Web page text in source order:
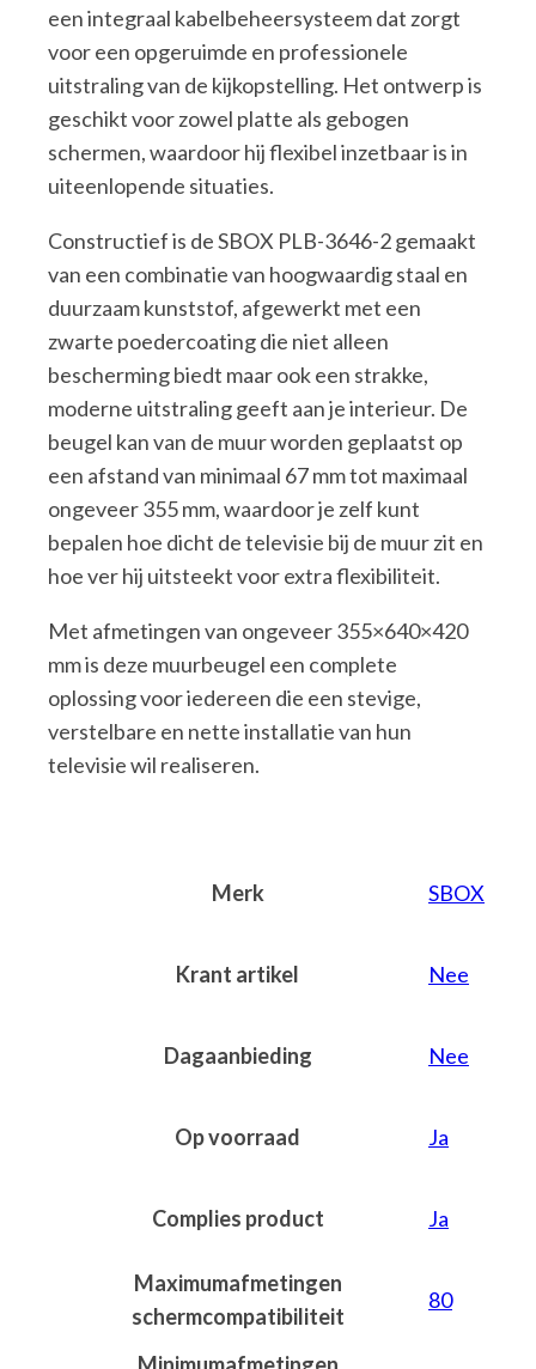
een integraal kabelbeheersysteem dat zorgt
voor een opgeruimde en professionele
uitstraling van de kijkopstelling. Het ontwerp is
geschikt voor zowel platte als gebogen
schermen, waardoor hij flexibel inzetbaar is in
uiteenlopende situaties.
Constructief is de SBOX PLB-3646-2 gemaakt
van een combinatie van hoogwaardig staal en
duurzaam kunststof, afgewerkt met een
zwarte poedercoating die niet alleen
bescherming biedt maar ook een strakke,
moderne uitstraling geeft aan je interieur. De
beugel kan van de muur worden geplaatst op
een afstand van minimaal 67 mm tot maximaal
ongeveer 355 mm, waardoor je zelf kunt
bepalen hoe dicht de televisie bij de muur zit en
hoe ver hij uitsteekt voor extra flexibiliteit.
Met afmetingen van ongeveer 355×640×420
mm is deze muurbeugel een complete
oplossing voor iedereen die een stevige,
verstelbare en nette installatie van hun
televisie wil realiseren.
Merk SBOX
Krant artikel Nee
Dagaanbieding Nee
Op voorraad Ja
Complies product Ja
Maximumafmetingen
schermcompatibiliteit
80